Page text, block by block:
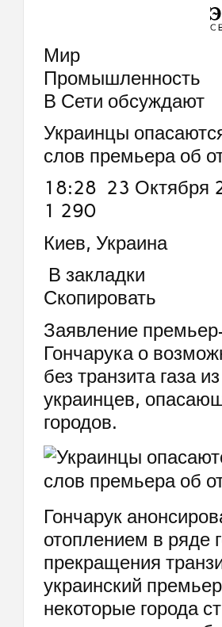
Мир
Промышленность
В Сети обсуждают
Украинцы
слов премьера об
18:28 23 Октября
1 290
Киев, Украина
В закладки
Скопировать
Заявление
Гончарука о
без транзита газа
украинцев,
городов.
Гончарук
отоплением в ряде
прекращения
украинский
некоторые города